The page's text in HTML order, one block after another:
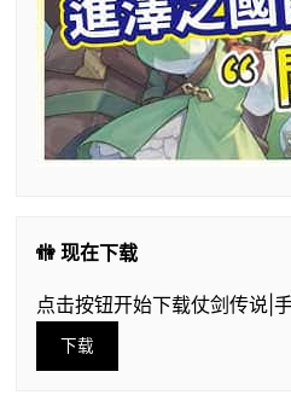
🚻 现在下载
点击按钮开始下载仗剑传说|
下载